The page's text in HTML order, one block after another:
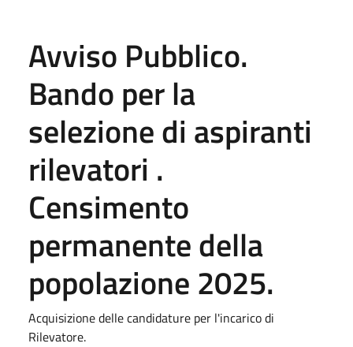
Avviso Pubblico.
Bando per la
selezione di aspiranti
rilevatori .
Censimento
permanente della
popolazione 2025.
Acquisizione delle candidature per l'incarico di
Rilevatore.